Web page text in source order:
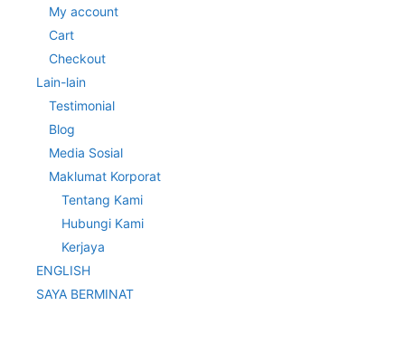
My account
Cart
Checkout
Lain-lain
Testimonial
Blog
Media Sosial
Maklumat Korporat
Tentang Kami
Hubungi Kami
Kerjaya
ENGLISH
SAYA BERMINAT